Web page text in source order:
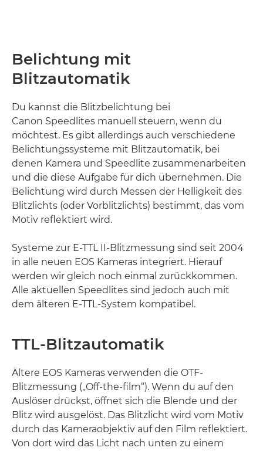
Belichtung mit
Blitzautomatik
Du kannst die Blitzbelichtung bei
Canon Speedlites manuell steuern, wenn du
möchtest. Es gibt allerdings auch verschiedene
Belichtungssysteme mit Blitzautomatik, bei
denen Kamera und Speedlite zusammenarbeiten
und die diese Aufgabe für dich übernehmen. Die
Belichtung wird durch Messen der Helligkeit des
Blitzlichts (oder Vorblitzlichts) bestimmt, das vom
Motiv reflektiert wird.
Systeme zur E-TTL II-Blitzmessung sind seit 2004
in alle neuen EOS Kameras integriert. Hierauf
werden wir gleich noch einmal zurückkommen.
Alle aktuellen Speedlites sind jedoch auch mit
dem älteren E-TTL-System kompatibel.
TTL-Blitzautomatik
Ältere EOS Kameras verwenden die OTF-
Blitzmessung („Off-the-film“). Wenn du auf den
Auslöser drückst, öffnet sich die Blende und der
Blitz wird ausgelöst. Das Blitzlicht wird vom Motiv
durch das Kameraobjektiv auf den Film reflektiert.
Von dort wird das Licht nach unten zu einem